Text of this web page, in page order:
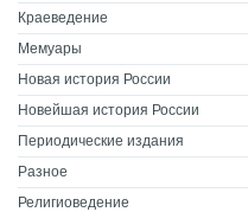
Краеведение
Мемуары
Новая история России
Новейшая история России
Периодические издания
Разное
Религиоведение